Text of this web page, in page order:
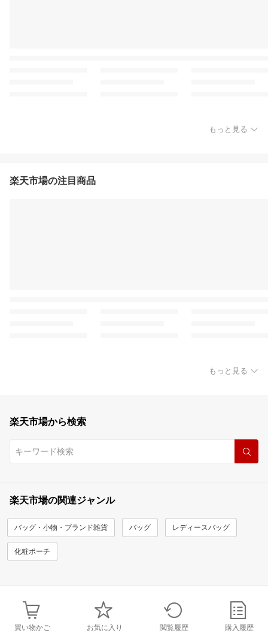
もっと見る
楽天市場の注目商品
もっと見る
楽天市場から検索
楽天市場の関連ジャンル
バッグ・小物・ブランド雑貨 バッグ レディースバッグ
化粧ポーチ
買い物かご お気に入り 閲覧履歴 購入履歴